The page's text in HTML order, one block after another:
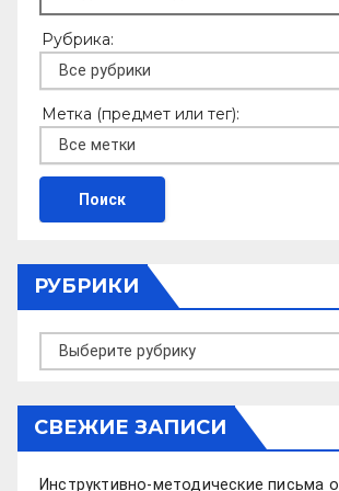
Рубрика:
Метка (предмет или тег):
РУБРИКИ
Рубрики
СВЕЖИЕ ЗАПИСИ
Инструктивно-методические письма о